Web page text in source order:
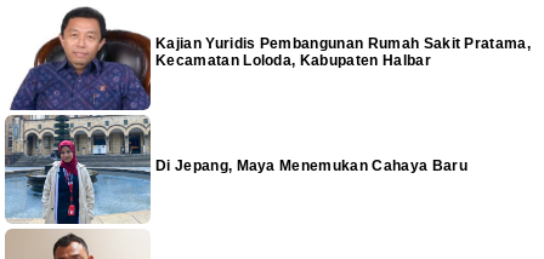
Kajian Yuridis Pembangunan Rumah Sakit Pratama,
Kecamatan Loloda, Kabupaten Halbar
Di Jepang, Maya Menemukan Cahaya Baru